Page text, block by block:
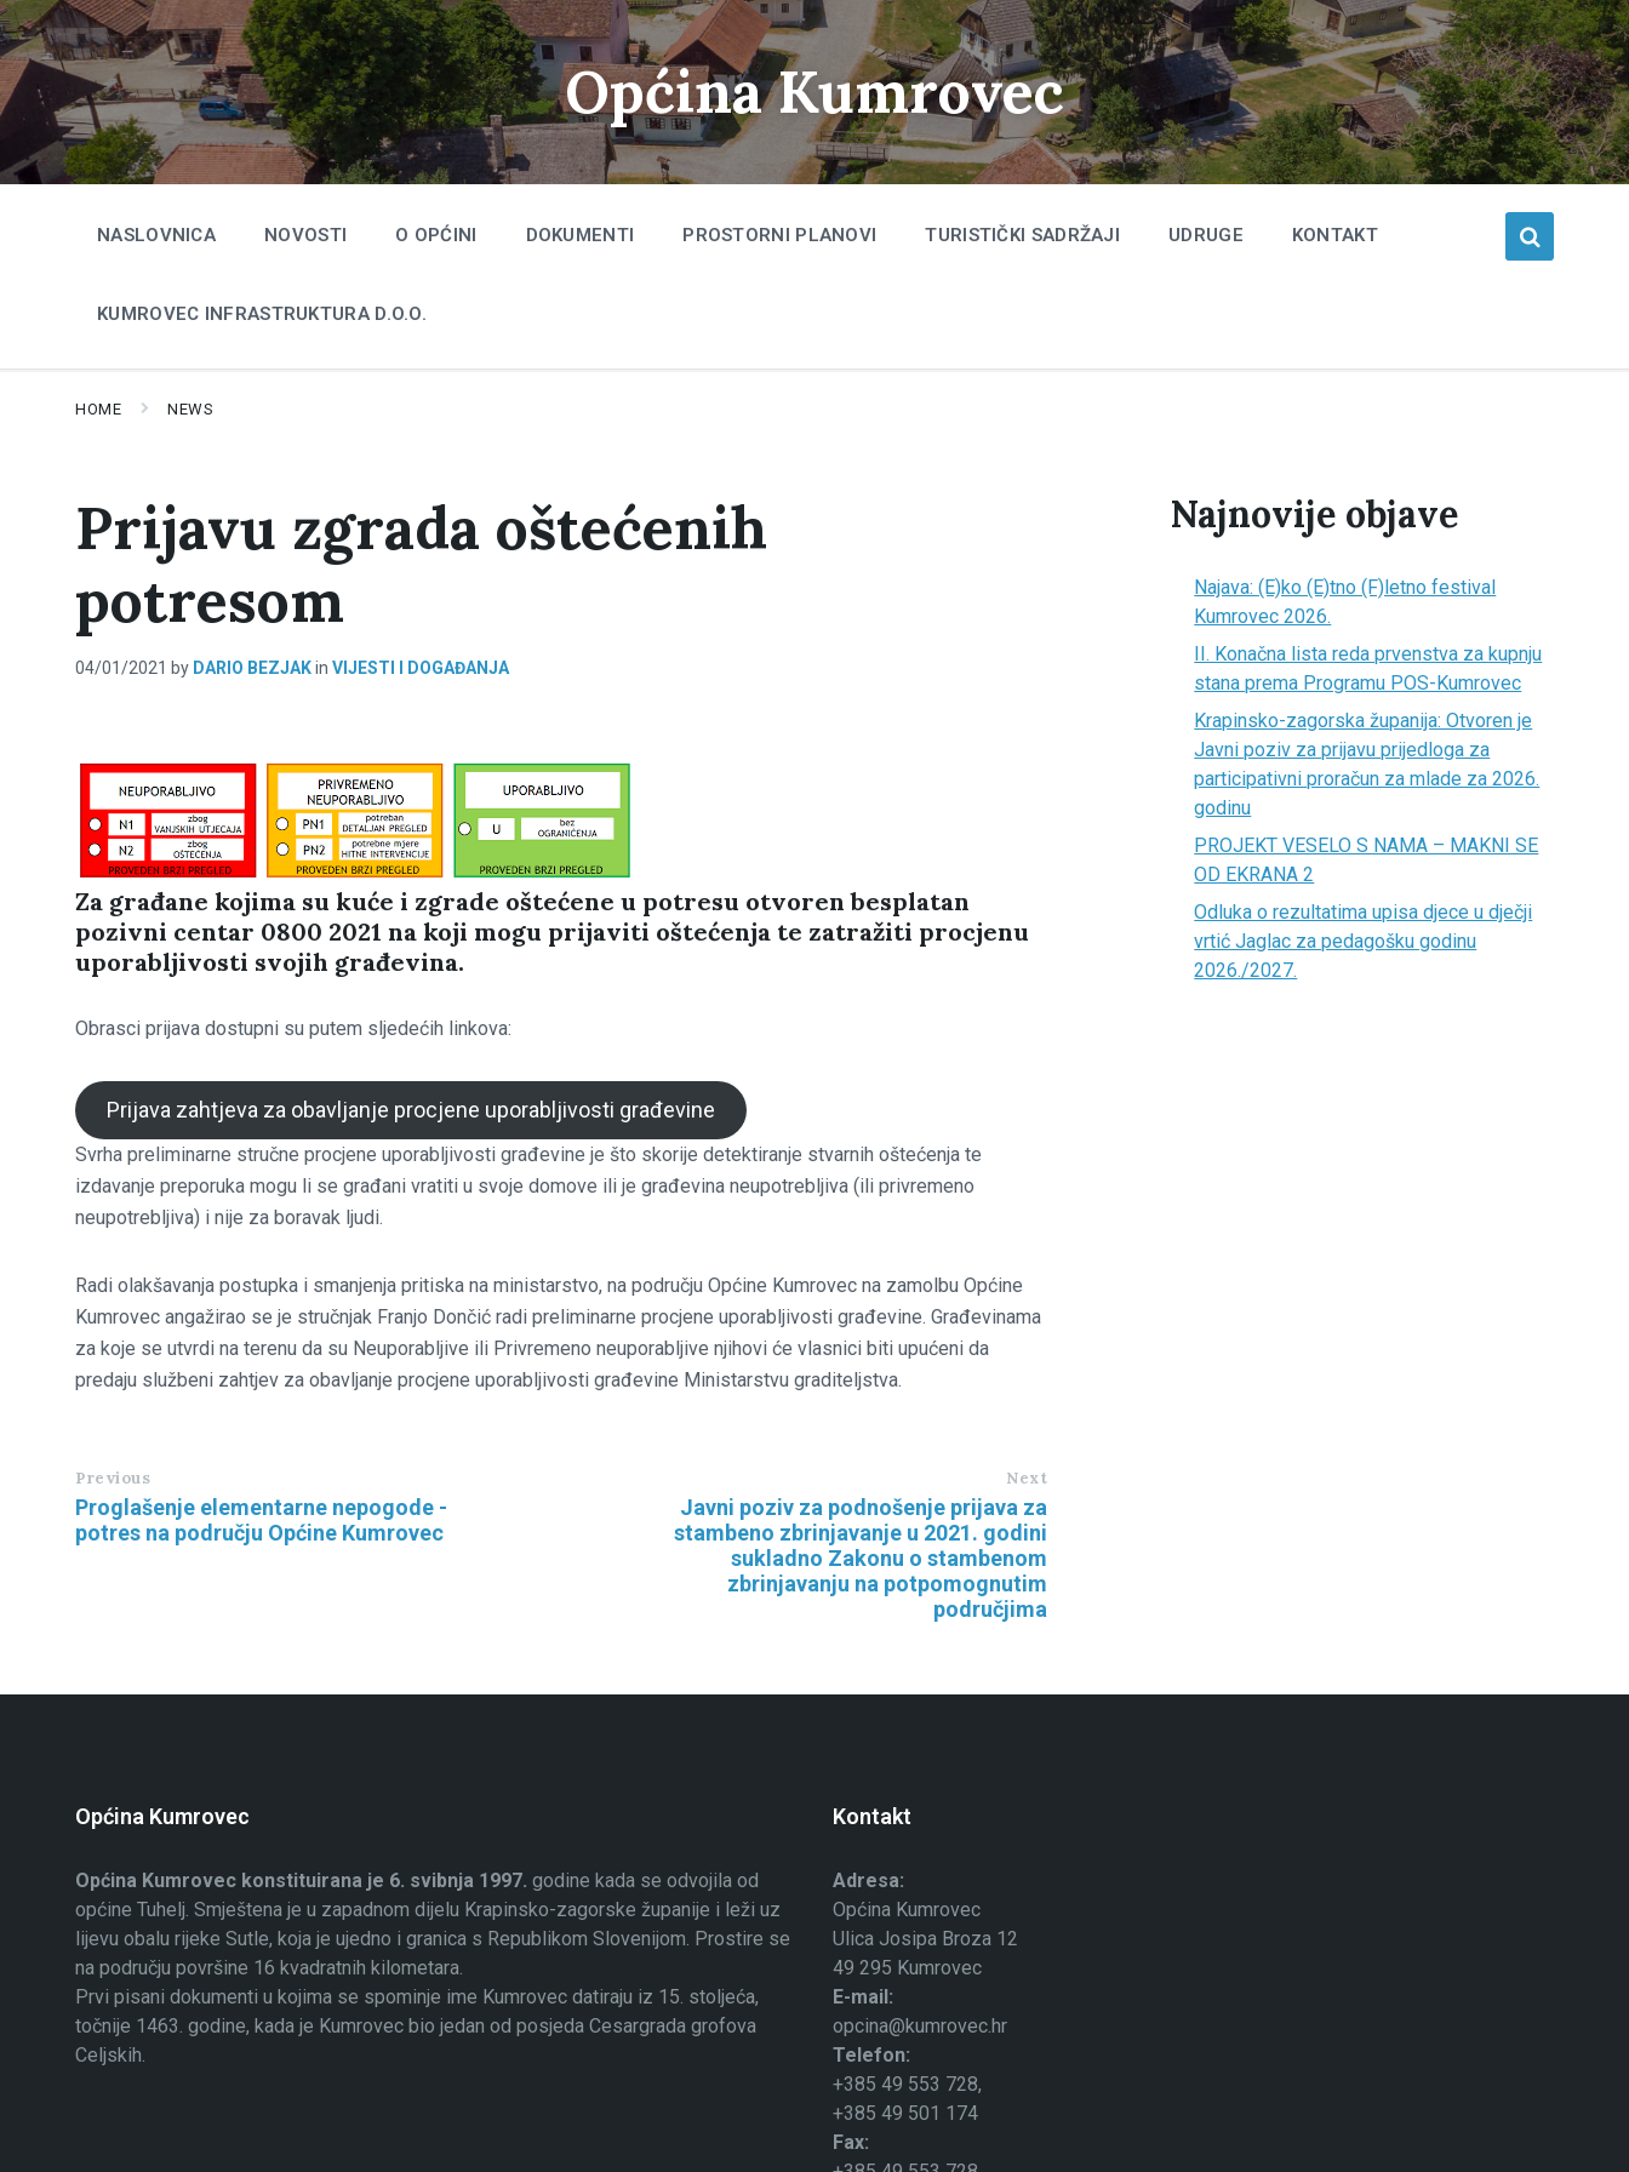
Skip
to
content
Skip
to
main
navigation
Skip
to
footer
Općina Kumrovec
NASLOVNICA NOVOSTI O OPĆINI DOKUMENTI PROSTORNI PLANOVI TURISTIČKI SADRŽAJI UDRUGE KONTAKT
KUMROVEC INFRASTRUKTURA D.O.O.
HOME NEWS
Prijavu zgrada oštećenih
potresom
04/01/2021 by DARIO BEZJAKin VIJESTI I DOGAĐANJA
Za građane kojima su kuće i zgrade oštećene u potresu otvoren besplatan
pozivni centar 0800 2021 na koji mogu prijaviti oštećenja te zatražiti procjenu
uporabljivosti svojih građevina.
Obrasci prijava dostupni su putem sljedećih linkova:
Prijava zahtjeva za obavljanje procjene uporabljivosti građevine
Svrha preliminarne stručne procjene uporabljivosti građevine je što skorije detektiranje stvarnih oštećenja te
izdavanje preporuka mogu li se građani vratiti u svoje domove ili je građevina neupotrebljiva (ili privremeno
neupotrebljiva) i nije za boravak ljudi.
Radi olakšavanja postupka i smanjenja pritiska na ministarstvo, na području Općine Kumrovec na zamolbu Općine
Kumrovec angažirao se je stručnjak Franjo Dončić radi preliminarne procjene uporabljivosti građevine. Građevinama
za koje se utvrdi na terenu da su Neuporabljive ili Privremeno neuporabljive njihovi će vlasnici biti upućeni da
predaju službeni zahtjev za obavljanje procjene uporabljivosti građevine Ministarstvu graditeljstva.
Previous
Proglašenje elementarne nepogode -
potres na području Općine Kumrovec
Next
Javni poziv za podnošenje prijava za
stambeno zbrinjavanje u 2021. godini
sukladno Zakonu o stambenom
zbrinjavanju na potpomognutim
područjima
Najnovije objave
Najava: (E)ko (E)tno (F)letno festival
Kumrovec 2026.
II. Konačna lista reda prvenstva za kupnju
stana prema Programu POS-Kumrovec
Krapinsko-zagorska županija: Otvoren je
Javni poziv za prijavu prijedloga za
participativni proračun za mlade za 2026.
godinu
PROJEKT VESELO S NAMA – MAKNI SE
OD EKRANA 2
Odluka o rezultatima upisa djece u dječji
vrtić Jaglac za pedagošku godinu
2026./2027.
Općina Kumrovec
Općina Kumrovec konstituirana je 6. svibnja 1997. godine kada se odvojila od
općine Tuhelj. Smještena je u zapadnom dijelu Krapinsko-zagorske županije i leži uz
lijevu obalu rijeke Sutle, koja je ujedno i granica s Republikom Slovenijom. Prostire se
na području površine 16 kvadratnih kilometara.
Prvi pisani dokumenti u kojima se spominje ime Kumrovec datiraju iz 15. stoljeća,
točnije 1463. godine, kada je Kumrovec bio jedan od posjeda Cesargrada grofova
Celjskih.
Kontakt
Adresa:
Općina Kumrovec
Ulica Josipa Broza 12
49 295 Kumrovec
E-mail:
opcina@kumrovec.hr
Telefon:
+385 49 553 728,
+385 49 501 174
Fax: